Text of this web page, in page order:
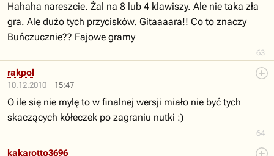
63
Hahaha nareszcie. Żal na 8 lub 4 klawiszy. Ale nie taka zła
gra. Ale dużo tych przycisków. Gitaaaara!! Co to znaczy
Buńczucznie?? Fajowe gramy
10.12.2010 15:47
64
rakpol
O ile się nie mylę to w finalnej wersji miało nie być tych
skaczących kółeczek po zagraniu nutki :)
kakarotto3696